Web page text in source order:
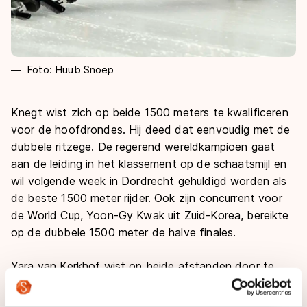
Foto: Huub Snoep
Knegt wist zich op beide 1500 meters te kwalificeren
voor de hoofdrondes. Hij deed dat eenvoudig met de
dubbele ritzege. De regerend wereldkampioen gaat
aan de leiding in het klassement op de schaatsmijl en
wil volgende week in Dordrecht gehuldigd worden als
de beste 1500 meter rijder. Ook zijn concurrent voor
de World Cup, Yoon-Gy Kwak uit Zuid-Korea, bereikte
op de dubbele 1500 meter de halve finales.
Yara van Kerkhof wist op beide afstanden door te
dringen tot finalerondes. Achter de Canadese
Marianne St-Gelais schaatste de Zoetermeerse